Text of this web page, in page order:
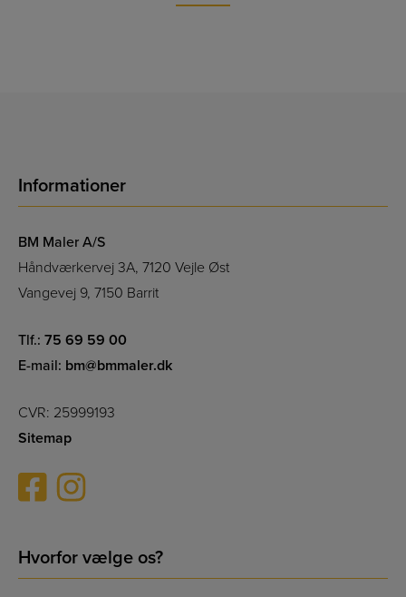
Informationer
BM Maler A/S
Håndværkervej 3A, 7120 Vejle Øst
Vangevej 9, 7150 Barrit
Tlf.: 75 69 59 00
E-mail: bm@bmmaler.dk
CVR: 25999193
Sitemap
Hvorfor vælge os?